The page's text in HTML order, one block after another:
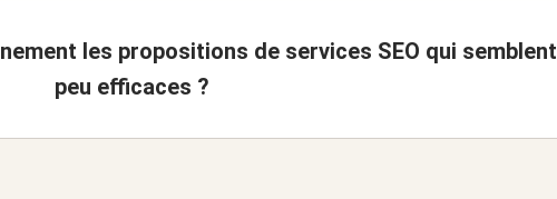
les propositions de services SEO qui semblent
peu efficaces ?